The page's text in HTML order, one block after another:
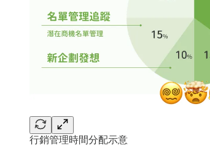
行銷管理時間分配示意